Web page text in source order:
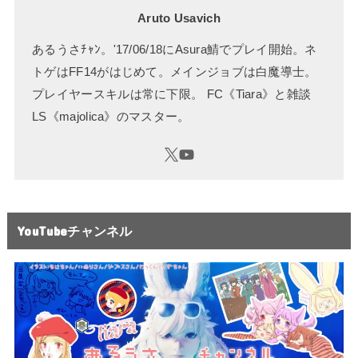
Aruto Usavich
あるうさﾁｬﾝ。'17/06/18にAsura鯖でプレイ開始。ネ
トゲはFF14がはじめて。メインジョブは白魔導士。
プレイヤースキルは常に下限。 FC《Tiara》と雑談
LS《majolica》のマスター。
YouTubeチャンネル